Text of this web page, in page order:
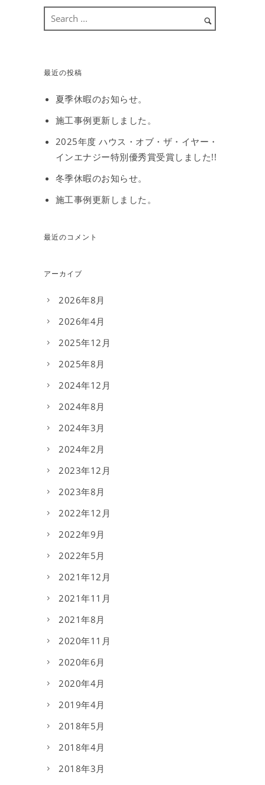
最近の投稿
夏季休暇のお知らせ。
施工事例更新しました。
2025年度 ハウス・オブ・ザ・イヤー・
インエナジー特別優秀賞受賞しました!!
冬季休暇のお知らせ。
施工事例更新しました。
最近のコメント
アーカイブ
2026年8月
2026年4月
2025年12月
2025年8月
2024年12月
2024年8月
2024年3月
2024年2月
2023年12月
2023年8月
2022年12月
2022年9月
2022年5月
2021年12月
2021年11月
2021年8月
2020年11月
2020年6月
2020年4月
2019年4月
2018年5月
2018年4月
2018年3月